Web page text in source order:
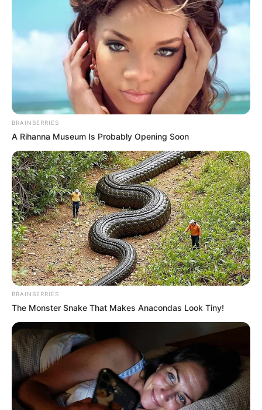
3.ทำไมกิจการค้าขายขาดทุน การงานไม่ก้าวหน้าวิบาก
กรรม นี้เกิดจาก ในอดีตเคยสบประมาท ลบหลู่สิ่งศักดิ์สิทธิ์
เจ้าที่เจ้าทาง
วิธีแก้กรรมต้องหมั่นทำบุญ ทำทาน ตักบาตร กรวดน้ำให้
กับเจ้ากรรมนายเวร ถวายเครื่องสังฆทานแก่พระสงฆ์ จัด
เครื่องเซ่นไหว้เจ้าที่เจ้าทาง และหมั่นสวดมนต์ด้วยคาถา
ชิณบัญชร อยู่สม่ำเสมอ เพื่อเป็นการฝึกจิต สมาธิ ปัญญา
และความเป็นสิริมงคลแก่ตัว โดยเฉพาะอานิสงส์แห่งการ
สวดคาถาชิณบัณชร คือ การได้รับความนิยม ความเมตตา
ขจัดอุปสรรคต่างๆให้พ้นภัย และในทุกครั้งที่สวด ควรเริ่ม
ด้วยการถวายการบูชาแด่ พระรัตนตรัย แล้วระลึกถึงท่าน
เจ้าประคุณสมเด็จโตทุกครั้ง
BRAINBERRIES
A Rihanna Museum Is Probably Opening Soon
BRAINBERRIES
The Monster Snake That Makes Anacondas Look Tiny!